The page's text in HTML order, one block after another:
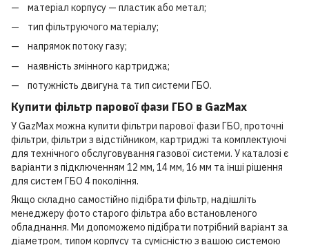
матеріал корпусу — пластик або метал;
тип фільтруючого матеріалу;
напрямок потоку газу;
наявність змінного картриджа;
потужність двигуна та тип системи ГБО.
Купити фільтр парової фази ГБО в GazMax
У GazMax можна купити фільтри парової фази ГБО, проточні
фільтри, фільтри з відстійником, картриджі та комплектуючі
для технічного обслуговування газової системи. У каталозі є
варіанти з підключенням 12 мм, 14 мм, 16 мм та інші рішення
для систем ГБО 4 покоління.
Якщо складно самостійно підібрати фільтр, надішліть
менеджеру фото старого фільтра або встановленого
обладнання. Ми допоможемо підібрати потрібний варіант за
діаметром, типом корпусу та сумісністю з вашою системою